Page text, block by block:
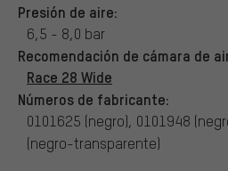
Presión de aire:
6,5 - 8,0 bar
Recomendación de cámara de
Race 28 Wide
Números de fabricante:
0101625 (negro), 0101948
(negro-transparente)